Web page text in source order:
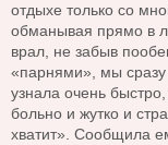
отдыхе только со
обманывая прямо в
врал, не забыв
«парнями», мы
узнала очень
больно и жутко и
хватит». Сообщила